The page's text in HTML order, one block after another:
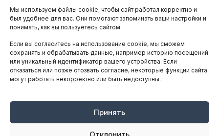
Мы используем файлы cookie, чтобы сайт работал корректно и
был удобнее для вас. Они помогают запоминать ваши настройки и
понимать, как вы пользуетесь сайтом.
Если вы согласитесь на использование cookie, мы сможем
сохранять и обрабатывать данные, например историю посещений
или уникальный идентификатор вашего устройства. Если
отказаться или позже отозвать согласие, некоторые функции сайта
могут работать некорректно или быть недоступны.
Принять
Отклонить
АНАЛИТИКА И СТАТИСТИКА
ARTICLES IN ENGLISH
НАВИГАЦИЯ
Оплата онлайн